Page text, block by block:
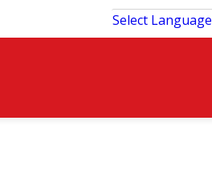
Select Language